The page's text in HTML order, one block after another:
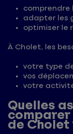
comprendre
adapter les
optimiser le
À Cholet, les
votre type
vos
votre
Quelles
comparer
de Cholet